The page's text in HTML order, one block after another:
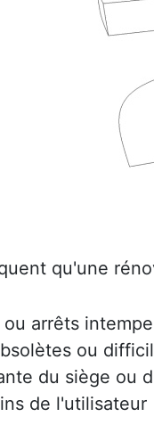
qu'une
arrêts
ou
du siège ou
de